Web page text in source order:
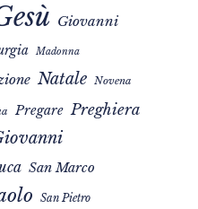
Giovanni
Madonna
Natale Novena
Pregare Preghiera
San Marco
San Pietro